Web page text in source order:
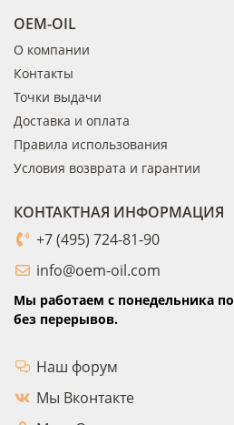
OEM-OIL
О компании
Контакты
Точки выдачи
Доставка и оплата
Правила использования
Условия возврата и гарантии
КОНТАКТНАЯ ИНФОРМАЦИЯ
+7 (495) 724-81-90
info@oem-oil.com
Мы работаем с понедельника
без перерывов.
Наш форум
Мы Вконтакте